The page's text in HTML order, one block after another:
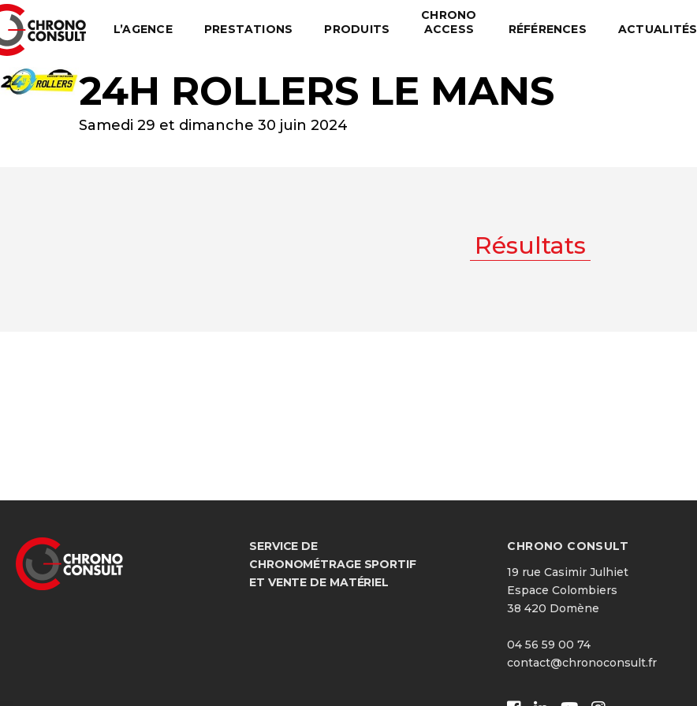
L’AGENCE PRESTATIONS PRODUITS
CHRONO
ACCESS
RÉFÉRENCES ACTUALITÉS
24H ROLLERS LE MANS
Samedi 29 et dimanche 30 juin 2024
Résultats
SERVICE DE
CHRONOMÉTRAGE SPORTIF
ET VENTE DE MATÉRIEL
CHRONO CONSULT
19 rue Casimir Julhiet
Espace Colombiers
38 420 Domène
04 56 59 00 74
contact@chronoconsult.fr